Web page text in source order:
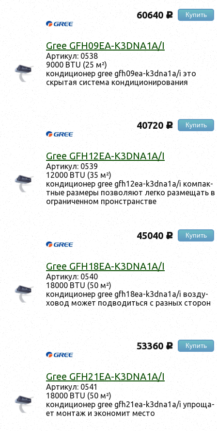
60640 c Купить
Gree GFH09EA-K3DNA1A/I
Ар­ти­кул: 0538
9000 BTU (25 м²)
кон­ди­ци­онер gree gfh09ea-k3dna1a/i это
скры­тая сис­те­ма кон­ди­ци­они­рова­ния
40720 c Купить
Gree GFH12EA-K3DNA1A/I
Ар­ти­кул: 0539
12000 BTU (35 м²)
кон­ди­ци­онер gree gfh12ea-k3dna1a/i ком­пак­
тные раз­ме­ры поз­во­ля­ют лег­ко раз­ме­щать в
ог­ра­ничен­ном пронс­транстве
45040 c Купить
Gree GFH18EA-K3DNA1A/I
Ар­ти­кул: 0540
18000 BTU (50 м²)
кон­ди­ци­онер gree gfh18ea-k3dna1a/i воз­ду­
ховод мо­жет под­во­дить­ся с раз­ных сто­рон
53360 c Купить
Gree GFH21EA-K3DNA1A/I
Ар­ти­кул: 0541
18000 BTU (50 м²)
кон­ди­ци­онер gree gfh21ea-k3dna1a/i уп­ро­ща­
ет мон­таж и эко­номит мес­то